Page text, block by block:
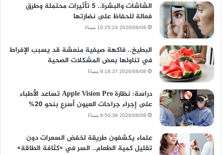
الشاشات والبشرة.. 5 تأثيرات محتملة وطرق
فعالة للحفاظ على نضارتها
2026/08/08 10:25:24 مساءً
البطيخ.. فاكهة صيفية منعشة قد يسبب الإفراط
في تناولها بعض المشكلات الصحية
2026/08/08 9:18:37 مساءً
دراسة: نظارة Apple Vision Pro تساعد الأطباء
على إجراء جراحات العيون أسرع بنحو 20%
2026/08/08 8:50:38 مساءً
علماء يكشفون طريقة لخفض السعرات دون
تقليل كمية الطعام.. السر في «كثافة الطاقة»